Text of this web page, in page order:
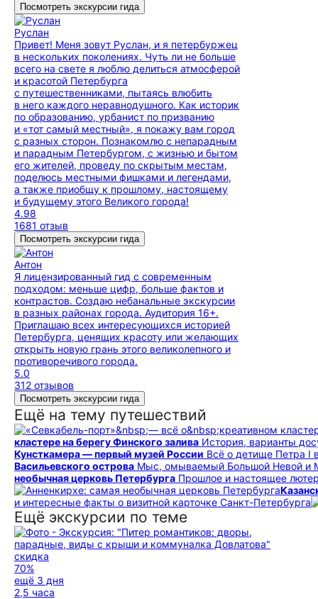
Посмотреть экскурсии гида
Руслан
Привет! Меня зовут Руслан, и я петербуржец
в нескольких поколениях. Чуть ли не больше
всего на свете я люблю делиться атмосферой
и красотой Петербурга
с путешественниками, пытаясь влюбить
в него каждого неравнодушного. Как историк
по образованию, урбанист по призванию
и «тот самый местный», я покажу вам город
с разных сторон. Познакомлю с непарадным
и парадным Петербургом, с жизнью и бытом
его жителей, проведу по скрытым местам,
поделюсь местными фишками и легендами,
а также приобщу к прошлому, настоящему
и будущему этого Великого города!
4.98
1681 отзыв
Посмотреть экскурсии гида
Антон
Я лицензированный гид с современным
подходом: меньше цифр, больше фактов и
контрастов. Создаю небанальные экскурсии
в разных районах города. Аудитория 16+.
Приглашаю всех интересующихся историей
Петербурга, ценящих красоту или желающих
открыть новую грань этого великолепного и
противоречивого города.
5.0
312 отзывов
Посмотреть экскурсии гида
Ещё на тему путешествий
кластере на берегу Финского залива История, варианты
Кунсткамера — первый музей России Всё о детище Петра I
Васильевского острова Мыс, омываемый Большой Невой и
необычная церковь Петербурга Прошлое и настоящее
и интересные факты о визитной карточке Санкт-Петербурга
Ещё экскурсии по теме
скидка
70%
ещё 3 дня
2,5 часа